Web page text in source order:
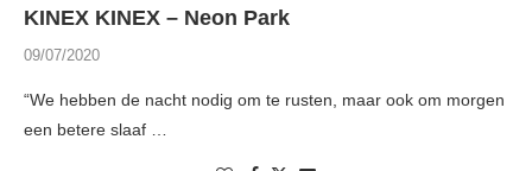
KINEX KINEX – Neon Park
09/07/2020
“We hebben de nacht nodig om te rusten, maar ook om morgen
een betere slaaf …